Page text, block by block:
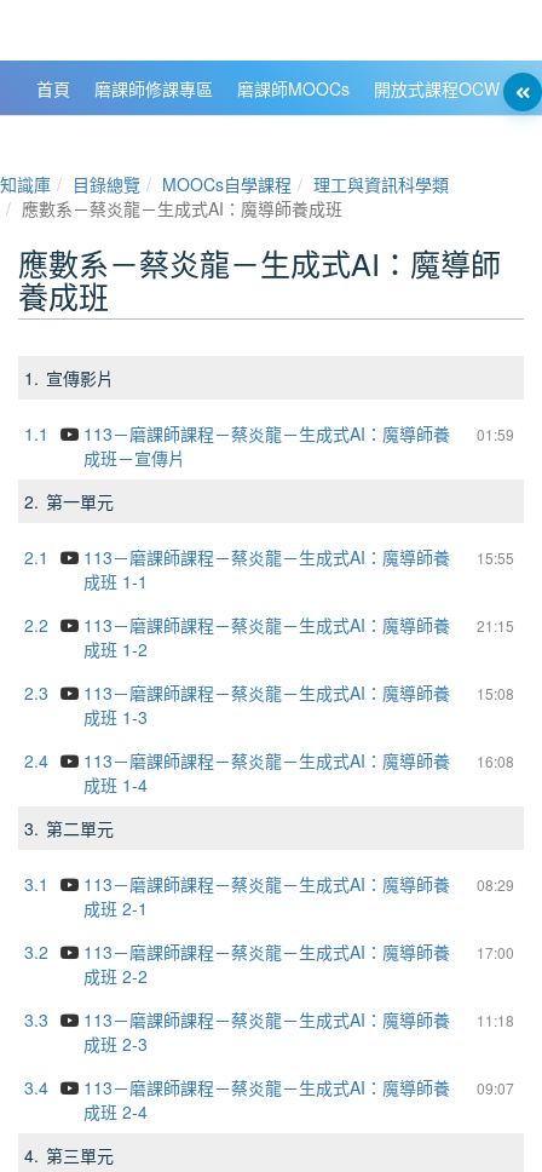
首頁 磨課師修課專區 磨課師MOOCs 開放式課程OCW
知識庫 目錄總覽 MOOCs自學課程
理工與資訊科學類
應數系－蔡炎龍－生成式AI：魔導師養成班
應數系－蔡炎龍－生成式AI：魔導師
養成班
1. 宣傳影片
1.1 01:59
113－磨課師課程－蔡炎龍－生成式AI：魔導師養
成班－宣傳片
2. 第一單元
2.1 15:55
113－磨課師課程－蔡炎龍－生成式AI：魔導師養
成班 1-1
2.2
21:15
113－磨課師課程－蔡炎龍－生成式AI：魔導師養
成班 1-2
2.3
15:08
113－磨課師課程－蔡炎龍－生成式AI：魔導師養
成班 1-3
2.4
16:08
113－磨課師課程－蔡炎龍－生成式AI：魔導師養
成班 1-4
3. 第二單元
3.1 08:29
113－磨課師課程－蔡炎龍－生成式AI：魔導師養
成班 2-1
3.2
17:00
113－磨課師課程－蔡炎龍－生成式AI：魔導師養
成班 2-2
3.3
11:18
113－磨課師課程－蔡炎龍－生成式AI：魔導師養
成班 2-3
3.4
09:07
113－磨課師課程－蔡炎龍－生成式AI：魔導師養
成班 2-4
4. 第三單元